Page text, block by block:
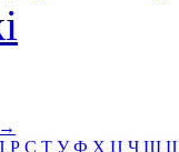
→
Р С Т У Ф Х Ц Ч Ш